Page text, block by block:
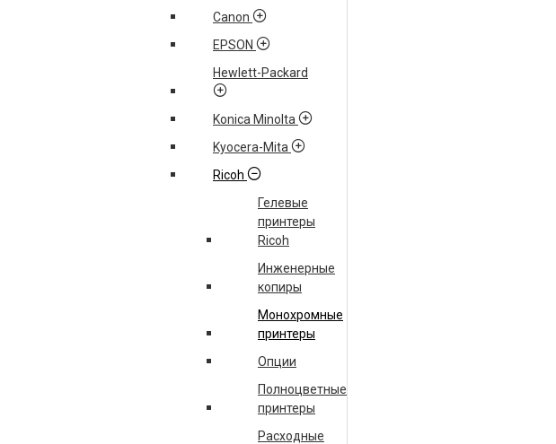
Canon
EPSON
Hewlett-Packard
Konica Minolta
Kyocera-Mita
Ricoh
Гелевые
принтеры
Ricoh
Инженерные
копиры
Монохромные
принтеры
Опции
Полноцветные
принтеры
Расходные